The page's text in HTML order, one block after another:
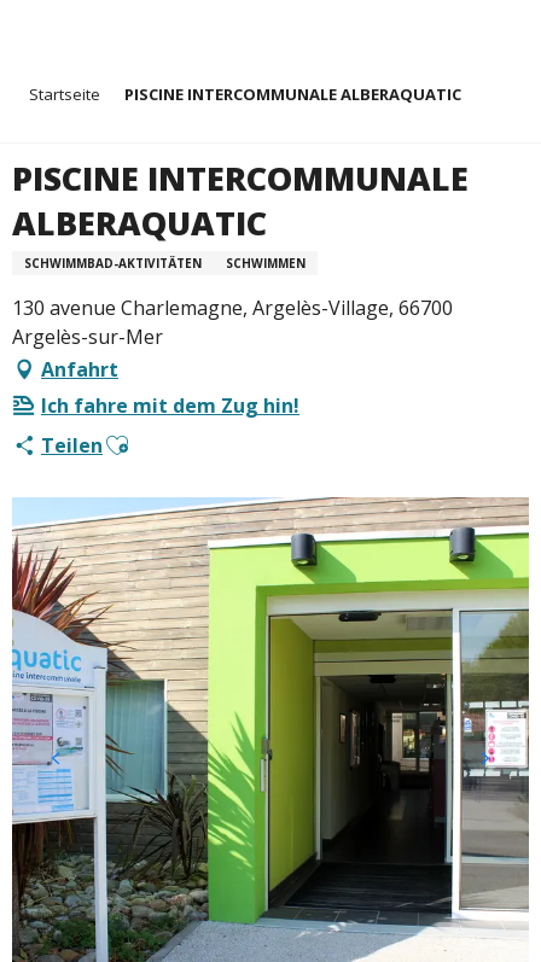
principal
Startseite PISCINE INTERCOMMUNALE ALBERAQUATIC
PISCINE INTERCOMMUNALE
ALBERAQUATIC
SCHWIMMBAD-AKTIVITÄTEN SCHWIMMEN
130 avenue Charlemagne, Argelès-Village, 66700
Argelès-sur-Mer
Anfahrt
Ich fahre mit dem Zug hin!
TeilenAjouter aux favoris